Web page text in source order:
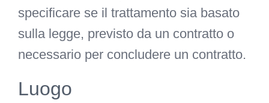
specificare se il trattamento sia basato
sulla legge, previsto da un contratto o
necessario per concludere un contratto.
Luogo